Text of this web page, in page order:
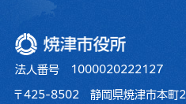
焼津市役所
法人番号 1000020222127
〒425-8502 静岡県焼津市本町